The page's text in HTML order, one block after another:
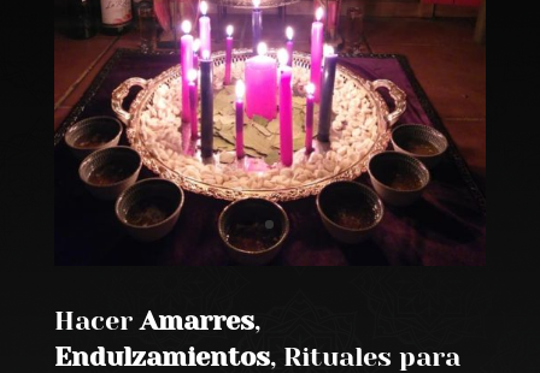
Hacer Amarres,
Endulzamientos, Rituales para